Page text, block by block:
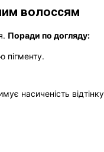
волоссям
Поради по догляду:
пігменту.
насиченість